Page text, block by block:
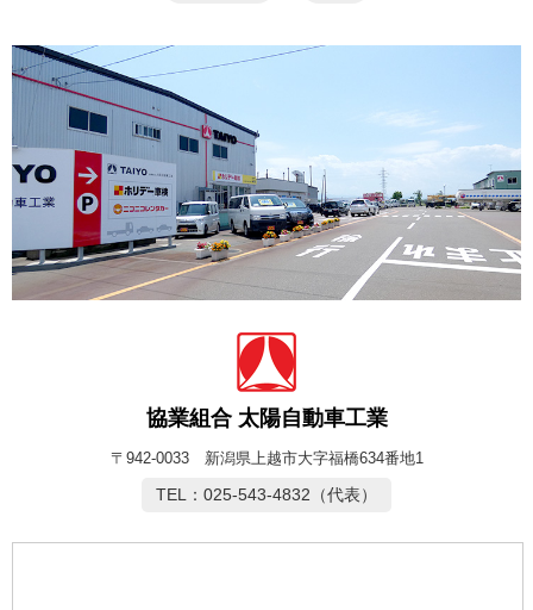
協業組合 太陽自動車工業
〒942-0033 新潟県上越市大字福橋634番地1
TEL：025-543-4832（代表）